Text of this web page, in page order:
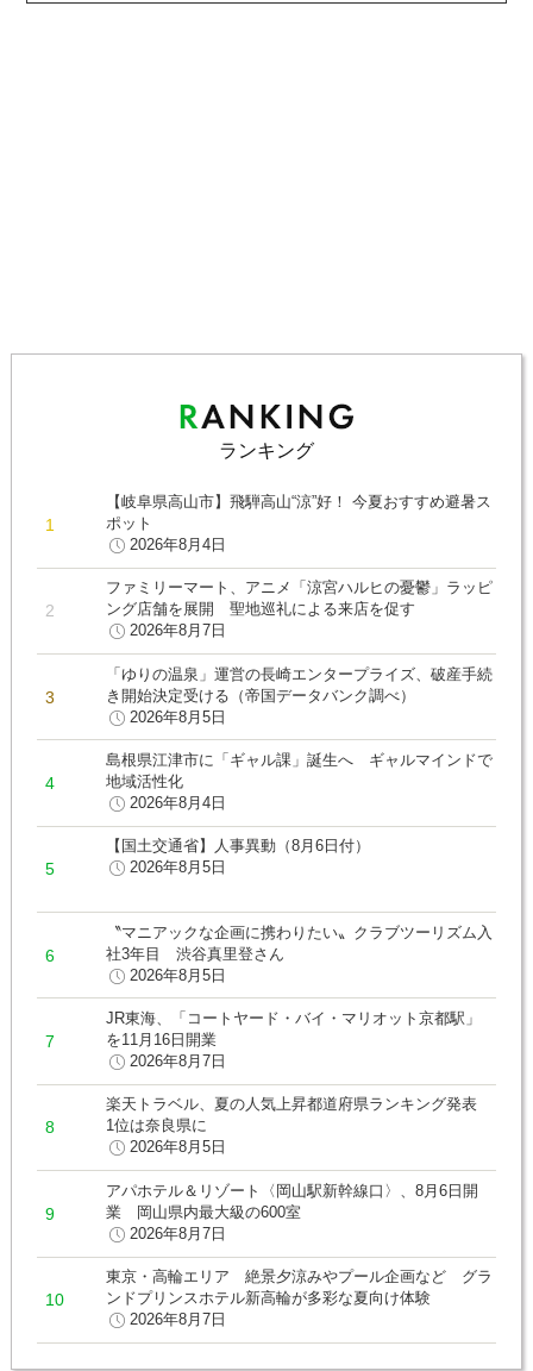
ランキング
【岐阜県高山市】飛騨高山“涼”好！ 今夏おすすめ避暑ス
ポット
2026年8月4日
ファミリーマート、アニメ「涼宮ハルヒの憂鬱」ラッピ
ング店舗を展開 聖地巡礼による来店を促す
2026年8月7日
「ゆりの温泉」運営の長崎エンタープライズ、破産手続
き開始決定受ける（帝国データバンク調べ）
2026年8月5日
島根県江津市に「ギャル課」誕生へ ギャルマインドで
地域活性化
2026年8月4日
【国土交通省】人事異動（8月6日付）
2026年8月5日
〝マニアックな企画に携わりたい〟クラブツーリズム入
社3年目 渋谷真里登さん
2026年8月5日
JR東海、「コートヤード・バイ・マリオット京都駅」
を11月16日開業
2026年8月7日
楽天トラベル、夏の人気上昇都道府県ランキング発表
1位は奈良県に
2026年8月5日
アパホテル＆リゾート〈岡山駅新幹線口〉、8月6日開
業 岡山県内最大級の600室
2026年8月7日
東京・高輪エリア 絶景夕涼みやプール企画など グラ
ンドプリンスホテル新高輪が多彩な夏向け体験
2026年8月7日